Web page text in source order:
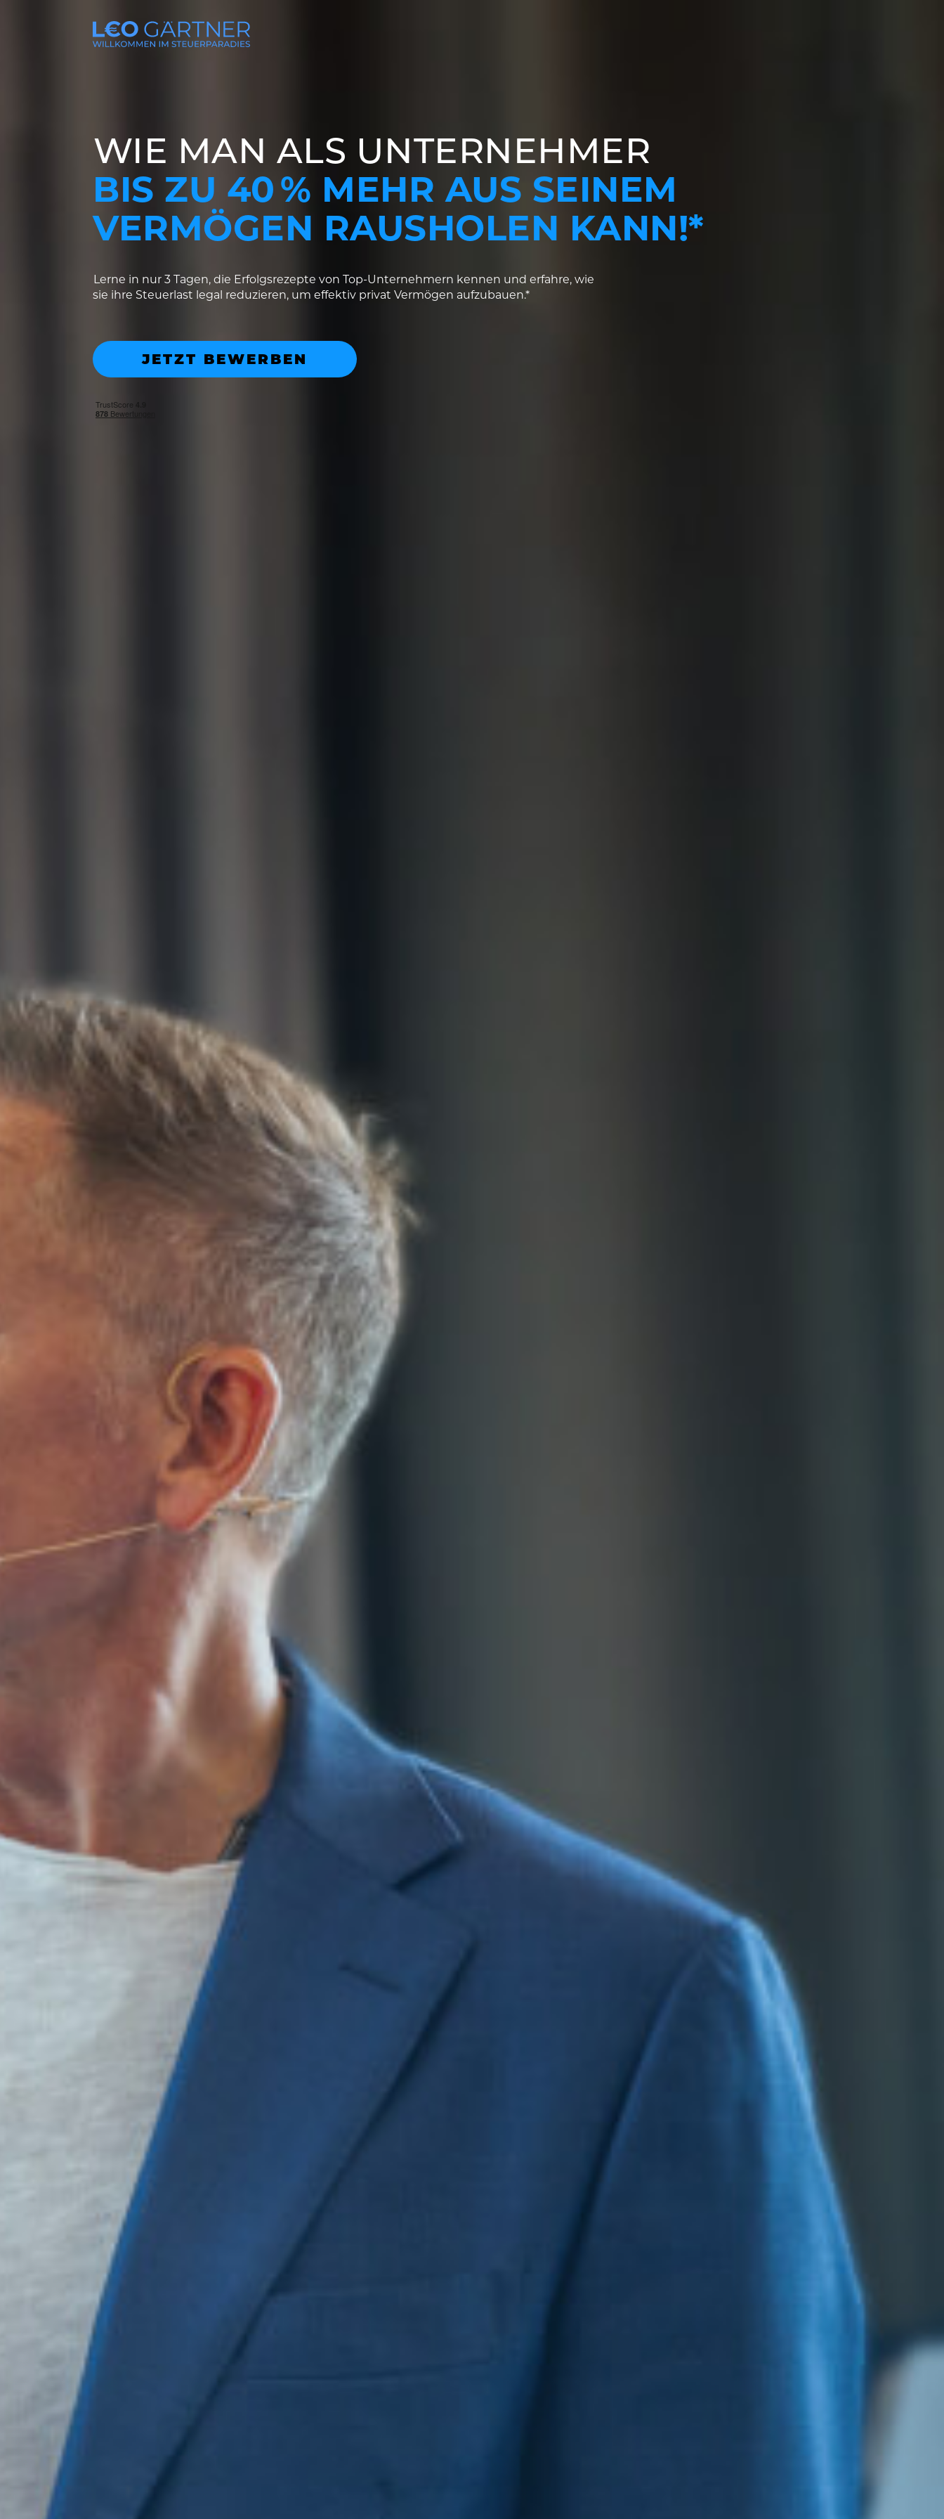
WIE MAN ALS UNTERNEHMER
BIS ZU 40 % MEHR AUS SEINEM
VERMÖGEN RAUSHOLEN KANN!*
Lerne in nur 3 Tagen, die Erfolgsrezepte von Top-Unternehmern kennen und erfahre, wie
sie ihre Steuerlast legal reduzieren, um effektiv privat Vermögen aufzubauen.*
JETZT BEWERBEN